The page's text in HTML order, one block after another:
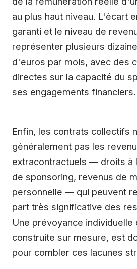
au plus haut niveau. L'écart
garanti et le niveau de
représenter plusieurs
d'euros par mois, avec des
directes sur la capacité du
ses engagements financiers.
Enfin, les contrats collectifs
généralement pas les
extracontractuels — droits à
de sponsoring, revenus de
personnelle — qui peuvent
part très significative des
Une prévoyance individuelle
construite sur mesure, est
pour combler ces lacunes